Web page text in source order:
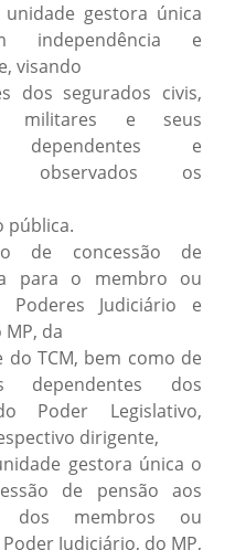
gestora única
independência e
visando
dos segurados civis,
militares e seus
dependentes e
observados os
pública.
de concessão de
para o membro ou
Poderes Judiciário e
da
do TCM, bem como de
dependentes dos
Poder Legislativo,
dirigente,
gestora única o
de pensão aos
dos membros ou
Judiciário, do MP,